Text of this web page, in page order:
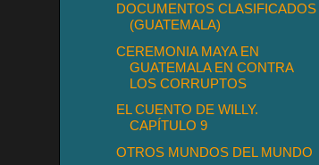
DOCUMENTOS CLASIFICADOS
(GUATEMALA)
CEREMONIA MAYA EN
GUATEMALA EN CONTRA
LOS CORRUPTOS
EL CUENTO DE WILLY.
CAPÍTULO 9
OTROS MUNDOS DEL MUNDO